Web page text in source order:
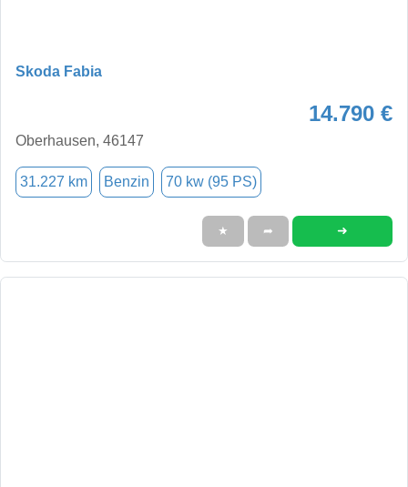
Skoda Fabia
14.790 €
Oberhausen, 46147
31.227 km Benzin 70 kw (95 PS)
★ ➦ ➜